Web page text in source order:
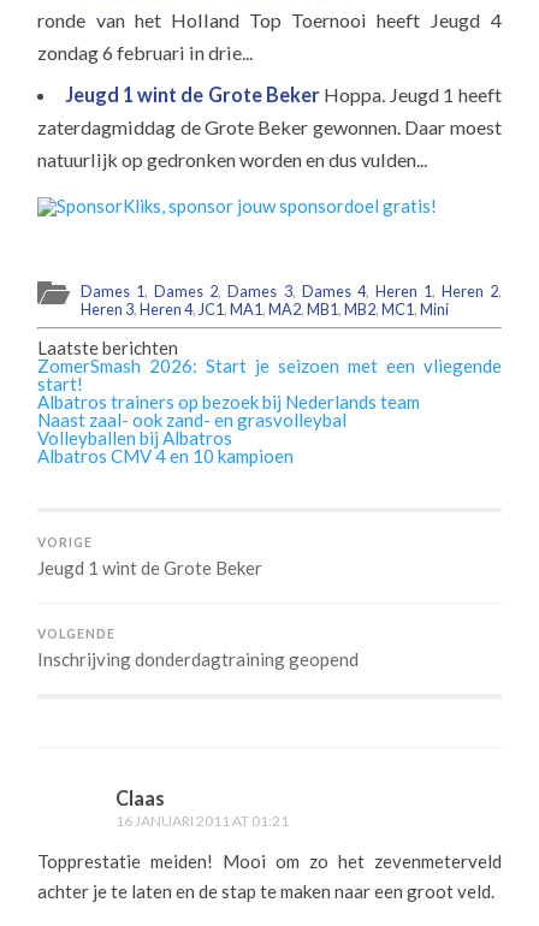
ronde van het Holland Top Toernooi heeft Jeugd 4
zondag 6 februari in drie...
Jeugd 1 wint de Grote Beker Hoppa. Jeugd 1 heeft
zaterdagmiddag de Grote Beker gewonnen. Daar moest
natuurlijk op gedronken worden en dus vulden...
Dames 1,Dames 2,Dames 3, Dames 4, Heren 1, Heren 2,
Heren 3,Heren 4, JC1,MA1,MA2,MB1,MB2,MC1,Mini
Laatste berichten
ZomerSmash 2026: Start je seizoen met een vliegende
start!
Albatros trainers op bezoek bij Nederlands team
Naast zaal- ook zand- en grasvolleybal
Volleyballen bij Albatros
Albatros CMV 4 en 10 kampioen
VORIGE
Jeugd 1 wint de Grote Beker
VOLGENDE
Inschrijving donderdagtraining geopend
Claas
16 JANUARI 2011 AT 01:21
Topprestatie meiden! Mooi om zo het zevenmeterveld
achter je te laten en de stap te maken naar een groot veld.